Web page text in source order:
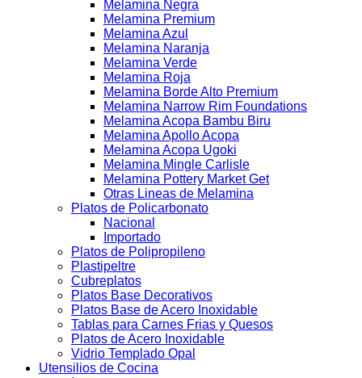
Melamina Negra
Melamina Premium
Melamina Azul
Melamina Naranja
Melamina Verde
Melamina Roja
Melamina Borde Alto Premium
Melamina Narrow Rim Foundations
Melamina Acopa Bambu Biru
Melamina Apollo Acopa
Melamina Acopa Ugoki
Melamina Mingle Carlisle
Melamina Pottery Market Get
Otras Lineas de Melamina
Platos de Policarbonato
Nacional
Importado
Platos de Polipropileno
Plastipeltre
Cubreplatos
Platos Base Decorativos
Platos Base de Acero Inoxidable
Tablas para Carnes Frias y Quesos
Platos de Acero Inoxidable
Vidrio Templado Opal
Utensilios de Cocina